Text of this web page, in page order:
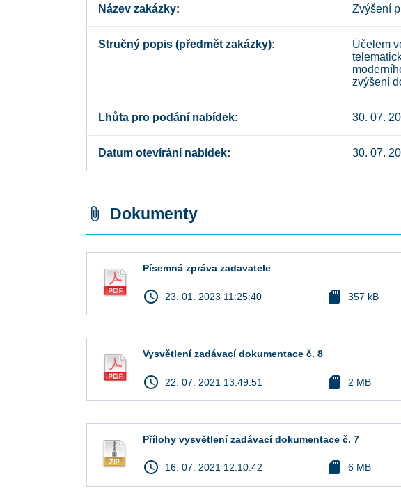
Název zakázky Zvýšení
Stručný popis (předmět zakázky)
Účelem
zvýšení
Lhůta pro podání nabídek 30. 07.
Datum otevírání nabídek 30. 07.
attach_file Dokumenty
Písemná zpráva zadavatele
access_time 23. 01. 2023 11:25:40 sd_card 357 kB
Vysvětlení zadávací dokumentace č. 8
access_time 22. 07. 2021 13:49:51 sd_card 2 MB
Přílohy vysvětlení zadávací dokumentace č. 7
access_time 16. 07. 2021 12:10:42 sd_card 6 MB